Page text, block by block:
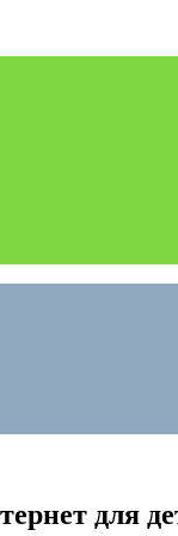
для